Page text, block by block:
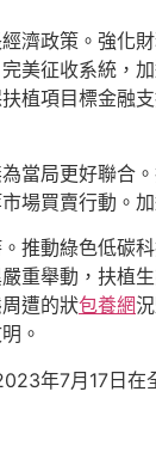
濟政策。強化
美征收系統，
植項目標金融
當局更好聯合
場買賣行動。
推動綠色低碳
重舉動，扶植
遭的狀包養網
。
年7月17日在